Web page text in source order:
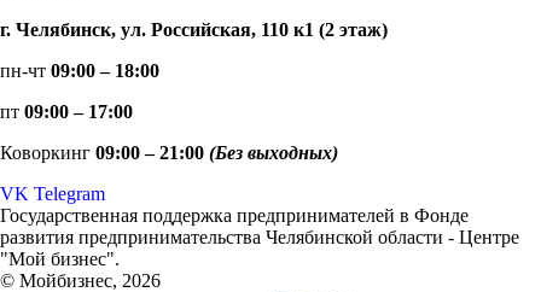
г. Челябинск, ул. Российская, 110 к1 (2 этаж)
пн-чт 09:00 – 18:00
пт 09:00 – 17:00
Коворкинг 09:00 – 21:00 (Без выходных)
VK Telegram
Государственная поддержка предпринимателей в Фонде
развития предпринимательства Челябинской области - Центре
"Мой бизнес".
© Мойбизнес, 2026